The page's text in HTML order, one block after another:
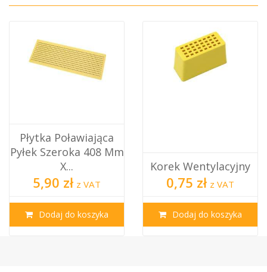
Korek Wentylacyjny
0,75 zł z VAT
Dodaj do koszyka
Opakow...
28,50 zł
Dodaj do koszyka